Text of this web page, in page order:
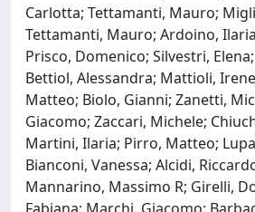
Carlotta; Tettamanti, Mauro;
Tettamanti, Mauro; Ardoino,
Prisco, Domenico; Silvestri,
Bettiol, Alessandra; Mattioli,
Matteo; Biolo, Gianni; Zanetti,
Giacomo; Zaccari, Michele;
Martini, Ilaria; Pirro, Matteo;
Bianconi, Vanessa; Alcidi,
Mannarino, Massimo R; Girelli,